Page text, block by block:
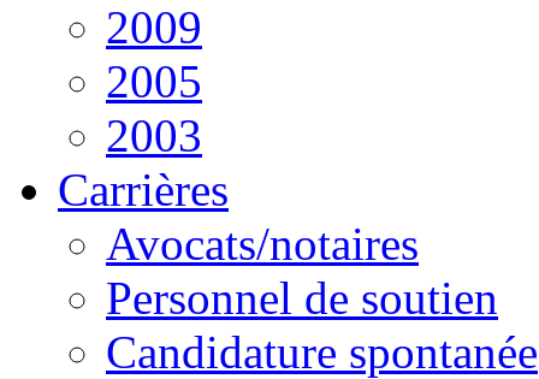
2009
2005
2003
Carrières
Avocats/notaires
Personnel de soutien
Candidature spontanée